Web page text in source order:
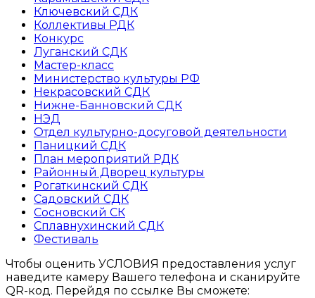
Ключевский СДК
Коллективы РДК
Конкурс
Луганский СДК
Мастер-класс
Министерство культуры РФ
Некрасовский СДК
Нижне-Банновский СДК
НЭД
Отдел культурно-досуговой деятельности
Паницкий СДК
План мероприятий РДК
Районный Дворец культуры
Рогаткинский СДК
Садовский СДК
Сосновский СК
Сплавнухинский СДК
Фестиваль
Чтобы оценить УСЛОВИЯ предоставления услуг
наведите камеру Вашего телефона и сканируйте
QR-код. Перейдя по ссылке Вы сможете: